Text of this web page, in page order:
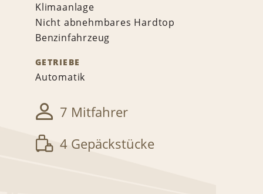
Klimaanlage
Nicht abnehmbares Hardtop
Benzinfahrzeug
GETRIEBE
Automatik
7 Mitfahrer
4 Gepäckstücke